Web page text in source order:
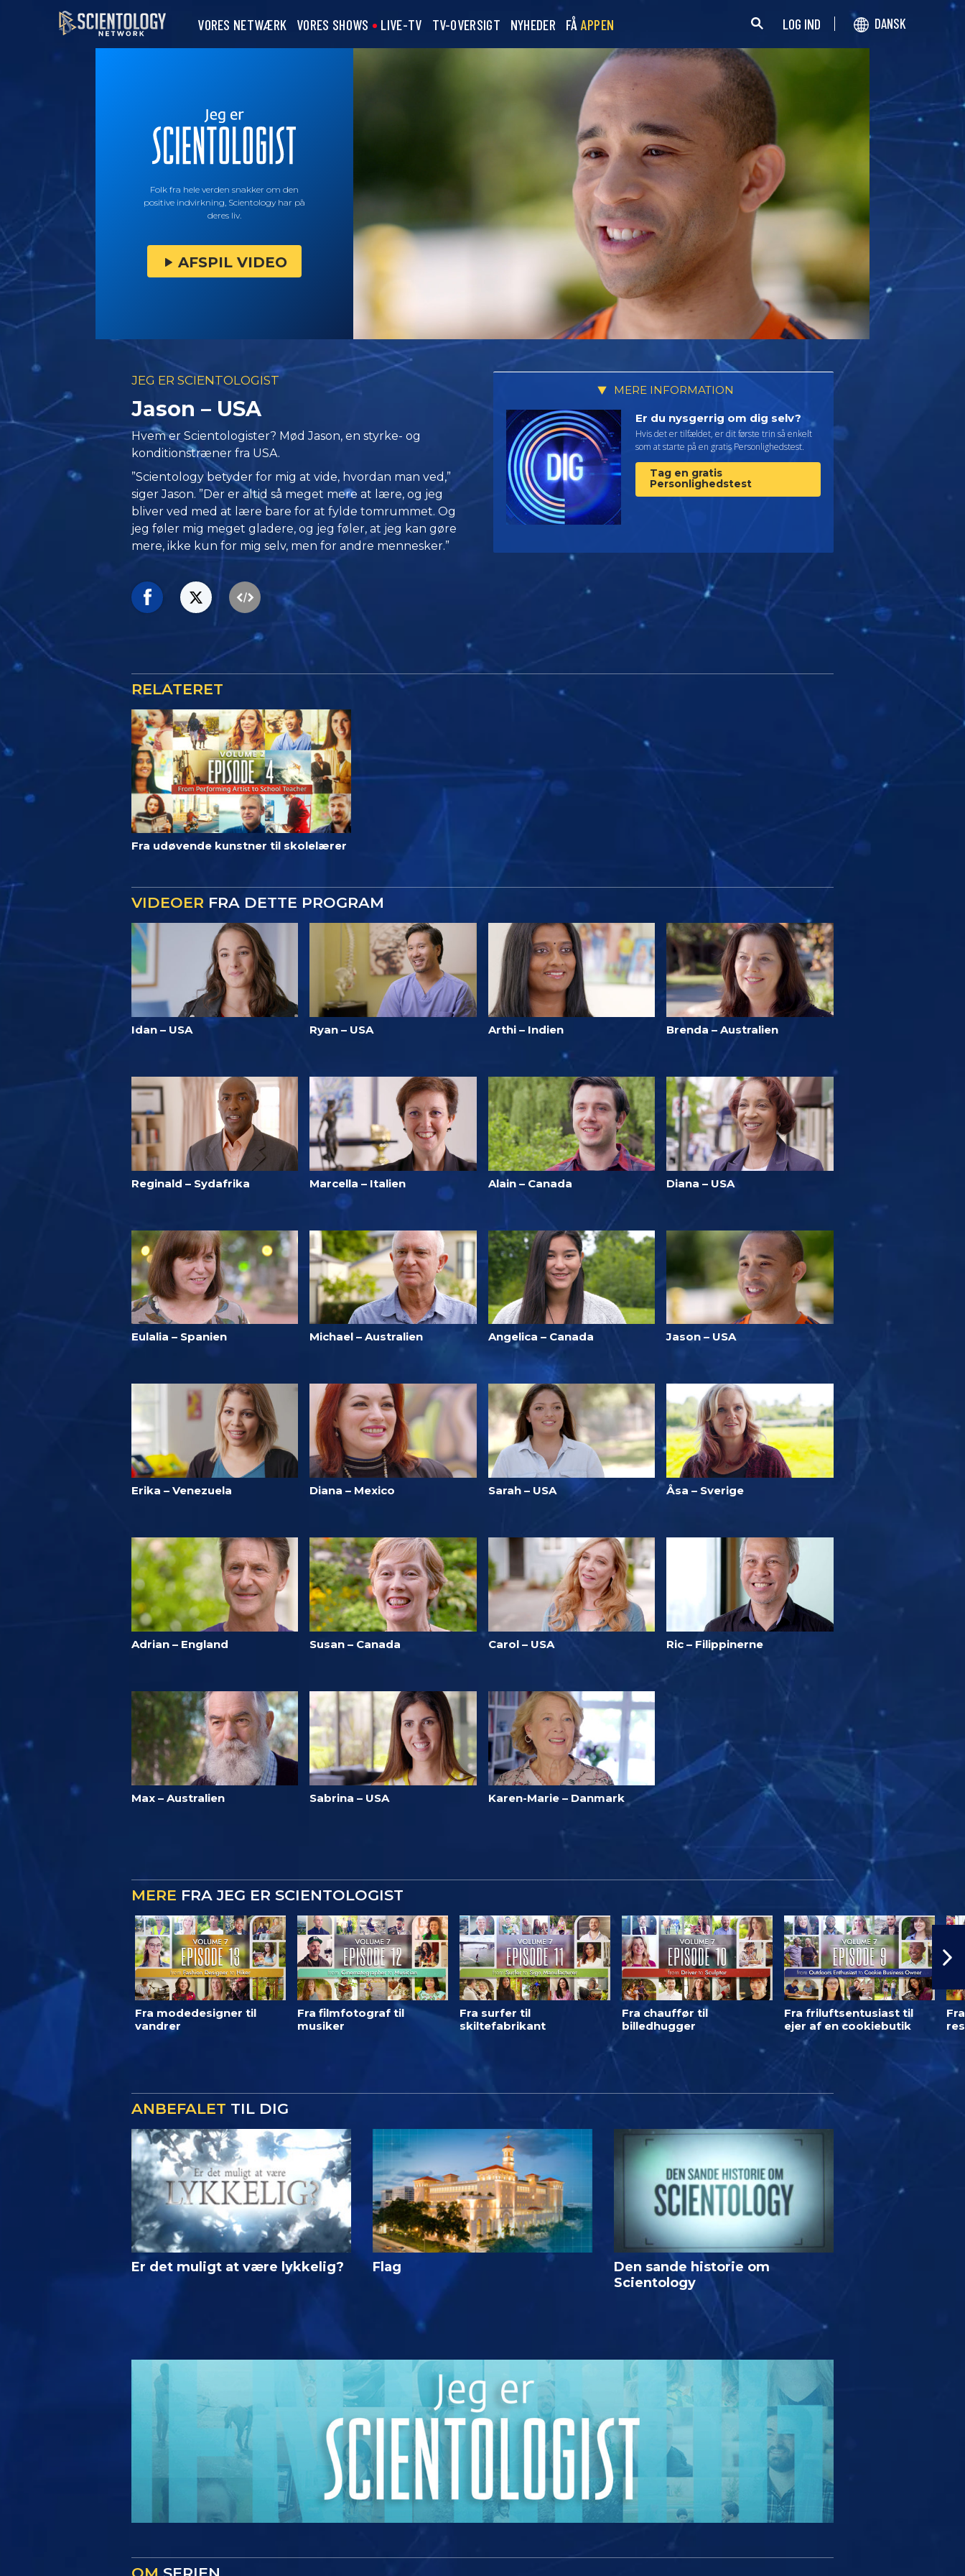
VORES NETWÆRK VORES SHOWS LIVE-TV TV-OVERSIGT NYHEDER FÅ APPEN LOG IND DANSK
Folk fra hele verden snakker om den
positive indvirkning, Scientology har på
deres liv.
AFSPIL VIDEO
JEG ER SCIENTOLOGIST
Jason – USA
Hvem er Scientologister? Mød Jason, en styrke- og
konditionstræner fra USA.
”Scientology betyder for mig at vide, hvordan man ved,”
siger Jason. ”Der er altid så meget mere at lære, og jeg
bliver ved med at lære bare for at fylde tomrummet. Og
jeg føler mig meget gladere, og jeg føler, at jeg kan gøre
mere, ikke kun for mig selv, men for andre mennesker.”
MERE INFORMATION
Er du nysgerrig om dig selv?
Hvis det er tilfældet, er dit første trin så enkelt
som at starte på en gratis Personlighedstest.
Tag en gratis
Personlighedstest
RELATERET
Fra udøvende kunstner til skolelærer
VIDEOER FRA DETTE PROGRAM
Idan – USA Ryan – USA Arthi – Indien Brenda – Australien
Reginald – Sydafrika Marcella – Italien Alain – Canada Diana – USA
Eulalia – Spanien Michael – Australien Angelica – Canada Jason – USA
Erika – Venezuela Diana – Mexico Sarah – USA Åsa – Sverige
Adrian – England Susan – Canada Carol – USA Ric – Filippinerne
Max – Australien Sabrina – USA Karen-Marie – Danmark
MERE FRA JEG ER SCIENTOLOGIST
Fra modedesigner til
vandrer
Fra filmfotograf til
musiker
Fra surfer til
skiltefabrikant
Fra chauffør til
billedhugger
Fra friluftsentusiast til
ejer af en cookiebutik
ANBEFALET TIL DIG
Er det muligt at være lykkelig? Flag
Den sande historie om
Scientology